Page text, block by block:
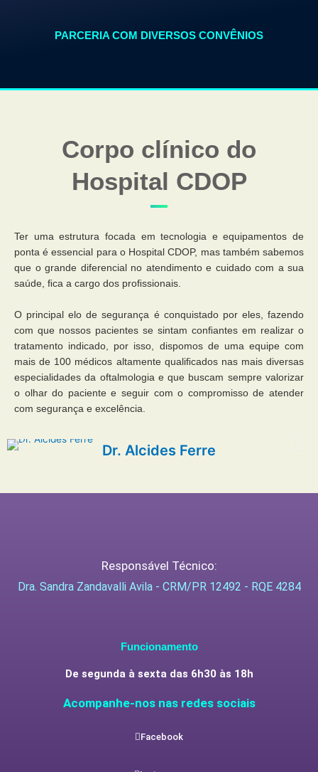
PARCERIA COM DIVERSOS CONVÊNIOS
Corpo clínico do
Hospital CDOP
Ter uma estrutura focada em tecnologia e equipamentos de
ponta é essencial para o Hospital CDOP, mas também sabemos
que o grande diferencial no atendimento e cuidado com a sua
saúde, ﬁca a cargo dos proﬁssionais.
O principal elo de segurança é conquistado por eles, fazendo
com que nossos pacientes se sintam conﬁantes em realizar o
tratamento indicado, por isso, dispomos de uma equipe com
mais de 100 médicos altamente qualiﬁcados nas mais diversas
especialidades da oftalmologia e que buscam sempre valorizar
o olhar do paciente e seguir com o compromisso de atender
com segurança e excelência.
Dr. Alcides Ferre
Responsável Técnico:
Dra. Sandra Zandavalli Avila - CRM/PR 12492 - RQE 4284
Funcionamento
De segunda à sexta das 6h30 às 18h
Acompanhe-nos nas redes sociais
Facebook